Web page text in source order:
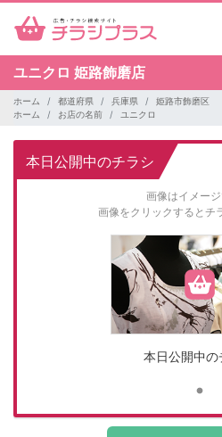
ユニクロ 姫路飾磨店
ホーム 都道府県 兵庫県
姫路市飾磨区
ホーム
お店の名前 ユニクロ
本日公開中のチラシ
画像はイメージ
画像をクリックするとチ
本日公開中の